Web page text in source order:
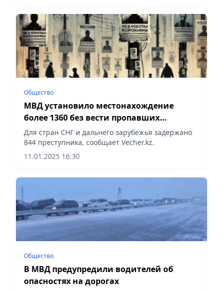
Общество
МВД установило местонахождение
более 1360 без вести пропавших
казахстанцев
Для стран СНГ и дальнего зарубежья задержано
844 преступника, сообщает Vecher.kz.
11.01.2025 16:30
Общество
В МВД предупредили водителей об
опасностях на дорогах